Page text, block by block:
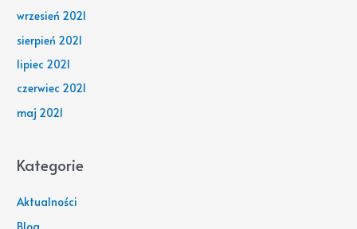
wrzesień 2021
sierpień 2021
lipiec 2021
czerwiec 2021
maj 2021
Kategorie
Aktualności